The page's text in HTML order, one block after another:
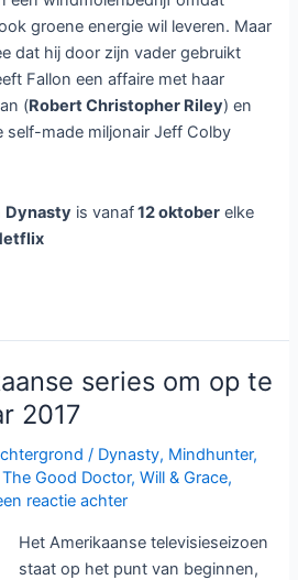
groene energie wil leveren. Maar
dat hij door zijn vader gebruikt
Fallon een affaire met haar
(Robert Christopher Riley) en
self-made miljonair Jeff Colby
Dynasty is vanaf12 oktober elke
series om op te
2017
/ Dynasty, Mindhunter,
The Good Doctor,Will & Grace,
reactie achter
Het Amerikaanse televisieseizoen
staat op het punt van beginnen,